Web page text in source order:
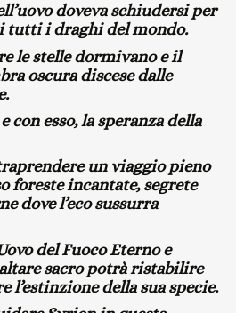
doveva schiudersi per
tutti i draghi del mondo.
le stelle dormivano e il
oscura discese dalle
con esso, la speranza della
un viaggio pieno
foreste incantate, segrete
dove l’eco sussurra
del Fuoco Eterno e
sacro potrà ristabilire
l’estinzione della sua specie.